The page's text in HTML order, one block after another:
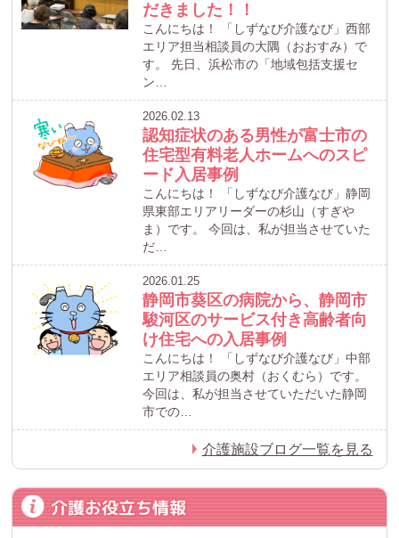
だきました！！
こんにちは！ 「しずなび介護なび」西部
エリア担当相談員の大隅（おおすみ）で
す。 先日、浜松市の「地域包括支援セ
ン…
2026.02.13
認知症状のある男性が富士市の
住宅型有料老人ホームへのスピ
ード入居事例
こんにちは！ 「しずなび介護なび」静岡
県東部エリアリーダーの杉山（すぎや
ま）です。 今回は、私が担当させていた
だ…
2026.01.25
静岡市葵区の病院から、静岡市
駿河区のサービス付き高齢者向
け住宅への入居事例
こんにちは！ 「しずなび介護なび」中部
エリア相談員の奥村（おくむら）です。
今回は、私が担当させていただいた静岡
市での…
介護施設ブログ一覧を見る
介護お役立ち情報